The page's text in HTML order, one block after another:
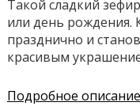
Такой сладкий
или день рождения.
празднично и
красивым
Подробное описание